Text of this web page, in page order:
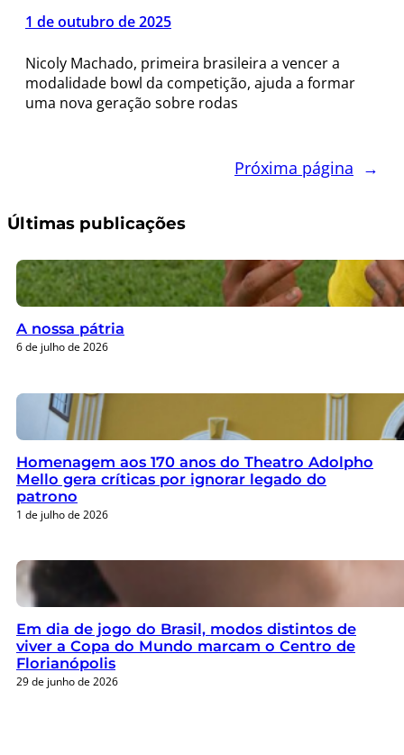
1 de outubro de 2025
Nicoly Machado, primeira brasileira a vencer a
modalidade bowl da competição, ajuda a formar
uma nova geração sobre rodas
Próxima página →
Últimas publicações
A nossa pátria
6 de julho de 2026
Homenagem aos 170 anos do Theatro Adolpho
Mello gera críticas por ignorar legado do
patrono
1 de julho de 2026
Em dia de jogo do Brasil, modos distintos de
viver a Copa do Mundo marcam o Centro de
Florianópolis
29 de junho de 2026